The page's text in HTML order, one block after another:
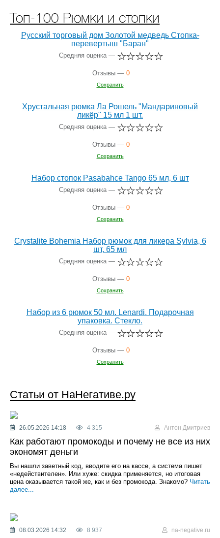
Топ-100 Рюмки и стопки
Русский торговый дом Золотой медведь Стопка-
перевертыш "Баран"
Средняя оценка —
Отзывы — 0
Сохранить
Хрустальная рюмка Ла Рошель "Мандариновый
ликёр" 15 мл 1 шт.
Средняя оценка —
Отзывы — 0
Сохранить
Набор стопок Pasabahce Tango 65 мл, 6 шт
Средняя оценка —
Отзывы — 0
Сохранить
Crystalite Bohemia Набор рюмок для ликера Sylvia, 6
шт, 65 мл
Средняя оценка —
Отзывы — 0
Сохранить
Набор из 6 рюмок 50 мл. Lenardi. Подарочная
упаковка. Стекло.
Средняя оценка —
Отзывы — 0
Сохранить
Статьи от НаНегативе.ру
26.05.2026 14:18 4 315 Антон Дмитриев
Как работают промокоды и почему не все из них
экономят деньги
Вы нашли заветный код, вводите его на кассе, а система пишет
«недействителен». Или хуже: скидка применяется, но итоговая
цена оказывается такой же, как и без промокода. Знакомо? Читать
далее...
08.03.2026 14:32 8 937 na-negative.ru